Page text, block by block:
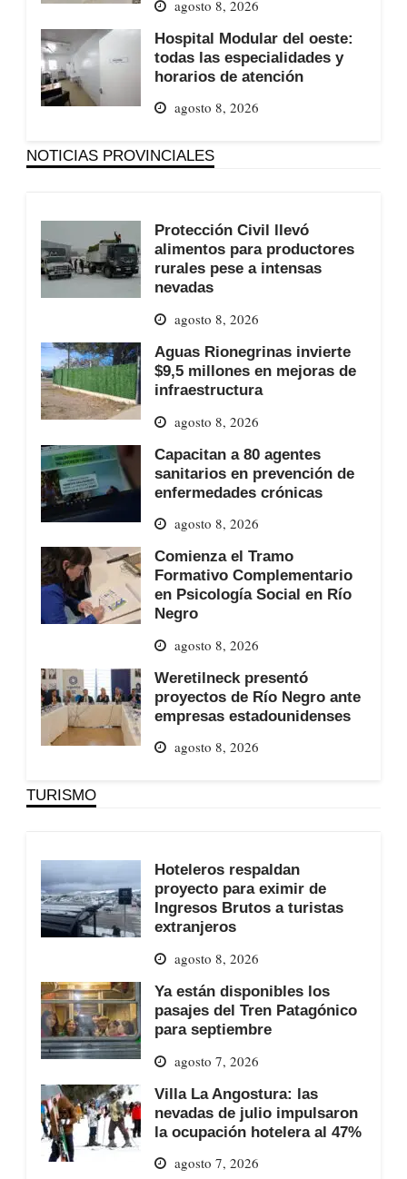
agosto 8, 2026
Hospital Modular del oeste:
todas las especialidades y
horarios de atención
agosto 8, 2026
NOTICIAS PROVINCIALES
Protección Civil llevó
alimentos para productores
rurales pese a intensas
nevadas
agosto 8, 2026
Aguas Rionegrinas invierte
$9,5 millones en mejoras de
infraestructura
agosto 8, 2026
Capacitan a 80 agentes
sanitarios en prevención de
enfermedades crónicas
agosto 8, 2026
Comienza el Tramo
Formativo Complementario
en Psicología Social en Río
Negro
agosto 8, 2026
Weretilneck presentó
proyectos de Río Negro ante
empresas estadounidenses
agosto 8, 2026
TURISMO
Hoteleros respaldan
proyecto para eximir de
Ingresos Brutos a turistas
extranjeros
agosto 8, 2026
Ya están disponibles los
pasajes del Tren Patagónico
para septiembre
agosto 7, 2026
Villa La Angostura: las
nevadas de julio impulsaron
la ocupación hotelera al 47%
agosto 7, 2026